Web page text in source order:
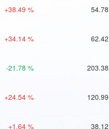
+38.49 % 54.78
+34.14 % 62.42
-21.78 % 203.38
+24.54 % 120.99
+1.64 % 38.12